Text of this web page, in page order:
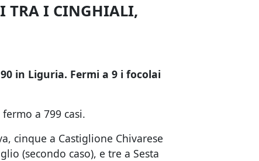
TRA I CINGHIALI,
in Liguria. Fermi a 9 i focolai
a 799 casi.
cinque a Castiglione Chivarese
(secondo caso), e tre a Sesta